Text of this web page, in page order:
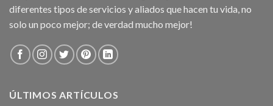
diferentes tipos de servicios y aliados que hacen tu vida, no
solo un poco mejor; de verdad mucho mejor!
ÚLTIMOS ARTÍCULOS